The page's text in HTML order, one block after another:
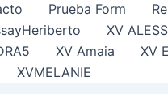
Prueba Form
XV
XV Amaia XV
XVMELANIE